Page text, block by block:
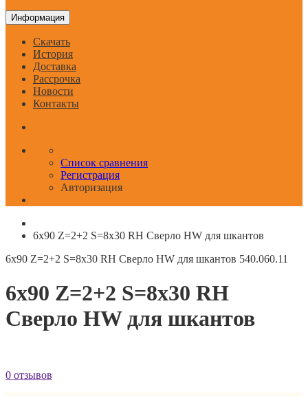
Информация
Скачать
История
Доставка
Рассрочка
Новости
Контакты
Список сравнения
Регистрация
Авторизация
6x90 Z=2+2 S=8x30 RH Сверло HW для шкантов
6x90 Z=2+2 S=8x30 RH Сверло HW для шкантов 540.060.11
6x90 Z=2+2 S=8x30 RH
Сверло HW для шкантов
0 отзывов